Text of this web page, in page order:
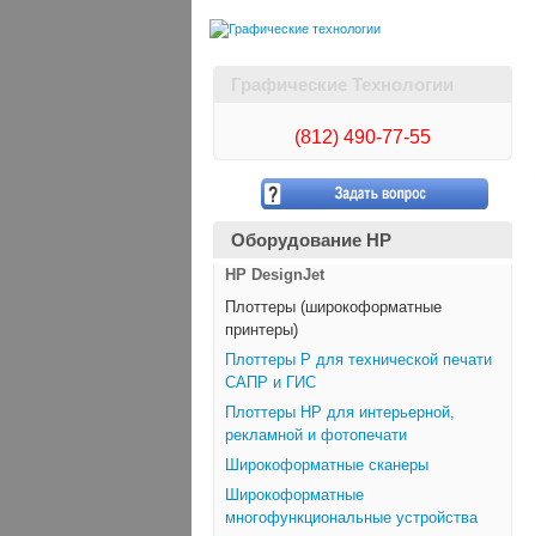
Графические Технологии
(812) 490-77-55
Оборудование HP
HP DesignJet
Плоттеры (широкоформатные
принтеры)
Плоттеры Р для технической печати
САПР и ГИС
Плоттеры НР для интерьерной,
рекламной и фотопечати
Широкоформатные сканеры
Широкоформатные
многофункциональные устройства